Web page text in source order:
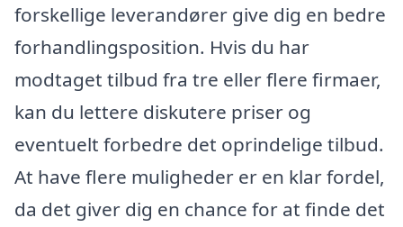
forskellige leverandører give dig en bedre
forhandlingsposition. Hvis du har
modtaget tilbud fra tre eller flere firmaer,
kan du lettere diskutere priser og
eventuelt forbedre det oprindelige tilbud.
At have flere muligheder er en klar fordel,
da det giver dig en chance for at finde det